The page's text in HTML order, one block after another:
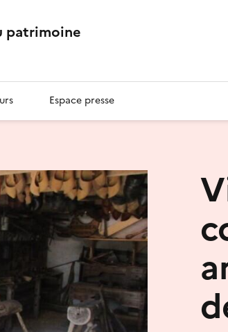
patrimoine
Espace presse